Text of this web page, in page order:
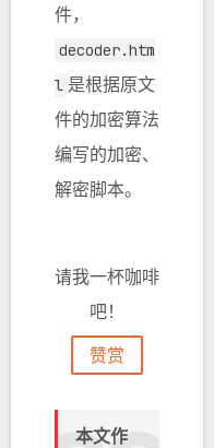
件，
decoder.htm
l 是根据原文
件的加密算法
编写的加密、
解密脚本。
请我一杯咖啡
吧！
赞赏
本文作